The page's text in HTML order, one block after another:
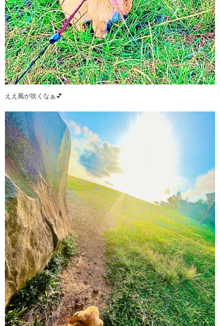
ええ風が吹くなぁ💕